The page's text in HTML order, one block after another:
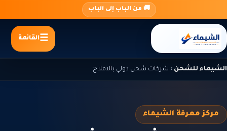
المحتوى
🚚 من الباب إلى الباب
القائمة
الشيماء للشحن › شركات شحن دولي بالافلاج
مركز معرفة الشيماء